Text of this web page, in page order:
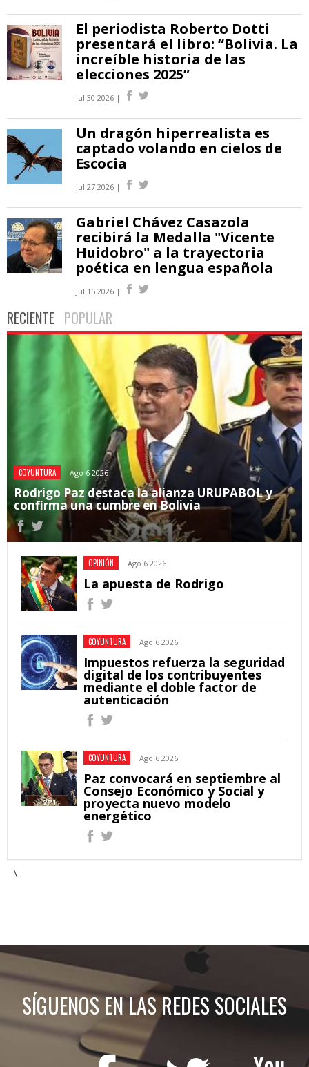
El periodista Roberto Dotti
presentará el libro: “Bolivia. La
increíble historia de las
elecciones 2025”
Jul 30 2026 |
Un dragón hiperrealista es
captado volando en cielos de
Escocia
Jul 27 2026 |
Gabriel Chávez Casazola
recibirá la Medalla "Vicente
Huidobro" a la trayectoria
poética en lengua española
Jul 15 2026 |
RECIENTE POPULAR
COYUNTURA Ago 6 2026
Rodrigo Paz destaca la alianza URUPABOL y
confirma una cumbre en Bolivia
OPINIÓN Ago 6 2026
La apuesta de Rodrigo
COYUNTURA Ago 6 2026
Impuestos refuerza la seguridad
digital de los contribuyentes
mediante el doble factor de
autenticación
COYUNTURA Ago 6 2026
Paz convocará en septiembre al
Consejo Económico y Social y
proyecta nuevo modelo
energético
\
SÍGUENOS EN LAS REDES SOCIALES